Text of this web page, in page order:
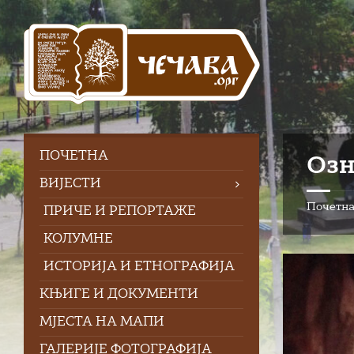
Skip
content
Skip
left
sidebar
Skip
right
sidebar
Skip
footer
Почетна
ПOЧЕТНА
ВИЈЕСТИ
ПРИЧЕ И РЕПОРТАЖЕ
КОЛУМНЕ
ИСТОРИЈА И ЕТНОГРАФИЈА
КЊИГЕ И ДОКУМЕНТИ
МЈЕСТА НА МАПИ
ГАЛЕРИЈЕ ФОТОГРАФИЈА